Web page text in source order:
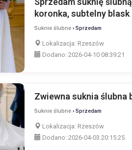
koronka, subtelny blask
Suknie ślubne › Sprzedam
Lokalizacja: Rzeszów
Dodano: 2026-04-10 08:39:21
Zwiewna suknia ślubna
Suknie ślubne › Sprzedam
Lokalizacja: Rzeszów
Dodano: 2026-04-03 20:15:25